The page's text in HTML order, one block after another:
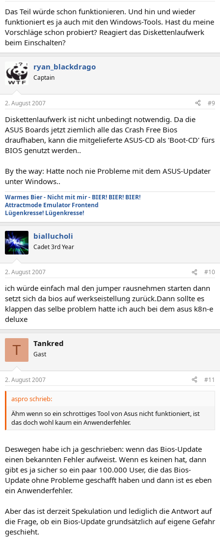
Das Teil würde schon funktionieren. Und hin und wieder
funktioniert es ja auch mit den Windows-Tools. Hast du meine
Vorschläge schon probiert? Reagiert das Diskettenlaufwerk
beim Einschalten?
ryan_blackdrago
Captain
2. August 2007 #9
Diskettenlaufwerk ist nicht unbedingt notwendig. Da die
ASUS Boards jetzt ziemlich alle das Crash Free Bios
draufhaben, kann die mitgelieferte ASUS-CD als 'Boot-CD' fürs
BIOS genutzt werden..
By the way: Hatte noch nie Probleme mit dem ASUS-Updater
unter Windows..
Warmes Bier - Nicht mit mir - BIER! BIER! BIER!
Attractmode Emulator Frontend
Lügenkresse! Lügenkresse!
biallucholi
Cadet 3rd Year
2. August 2007 #10
ich würde einfach mal den jumper rausnehmen starten dann
setzt sich da bios auf werkseistellung zurück.Dann sollte es
klappen das selbe problem hatte ich auch bei dem asus k8n-e
deluxe
T Tankred
Gast
2. August 2007 #11
aspro schrieb:
Ähm wenn so ein schrottiges Tool von Asus nicht funktioniert, ist
das doch wohl kaum ein Anwenderfehler.
Deswegen habe ich ja geschrieben: wenn das Bios-Update
einen bekannten Fehler aufweist. Wenn es keinen hat, dann
gibt es ja sicher so ein paar 100.000 User, die das Bios-
Update ohne Probleme geschafft haben und dann ist es eben
ein Anwenderfehler.
Aber das ist derzeit Spekulation und lediglich die Antwort auf
die Frage, ob ein Bios-Update grundsätzlich auf eigene Gefahr
geschieht.